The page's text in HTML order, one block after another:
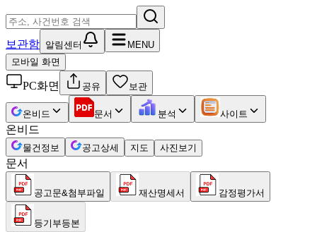
보관함 알림센터
MENU
모바일 화면
PC화면 공유 보관
온비드 문서 분석 사이트
온비드
물건정보 공고상세 지도 사진보기
문서
공고문&첨부파일 재산명세서 감정평가서
등기부등본